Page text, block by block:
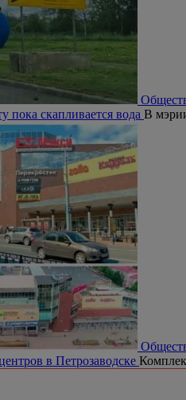
пока скапливается вода В
в Петрозаводске